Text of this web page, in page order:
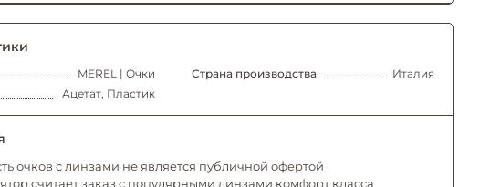
MEREL | Очки Страна производства
Италия
Ацетат, Пластик
очков с линзами не является публичной офертой
считает заказ с популярными линзами комфорт класса